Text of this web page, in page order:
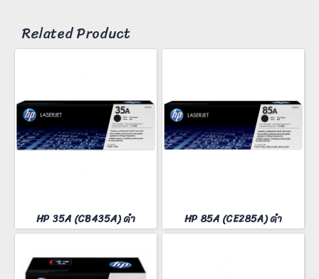
Related Product
HP 35A (CB435A) ดำ HP 85A (CE285A) ดำ